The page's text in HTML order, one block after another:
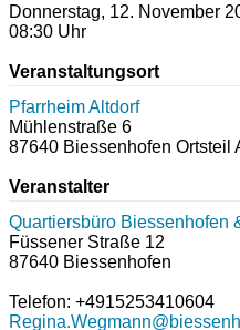
Donnerstag, 12. November
08:30 Uhr
Veranstaltungsort
Pfarrheim Altdorf
Mühlenstraße 6
87640 Biessenhofen Ortsteil
Veranstalter
Quartiersbüro Biessenhofen
Füssener Straße 12
87640 Biessenhofen
Telefon: +4915253410604